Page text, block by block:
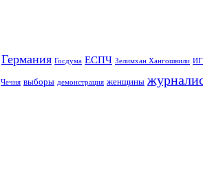
Германия Госдума ЕСПЧ Зелимхан Хангошвили
Чечня выборы демонстрация женщины